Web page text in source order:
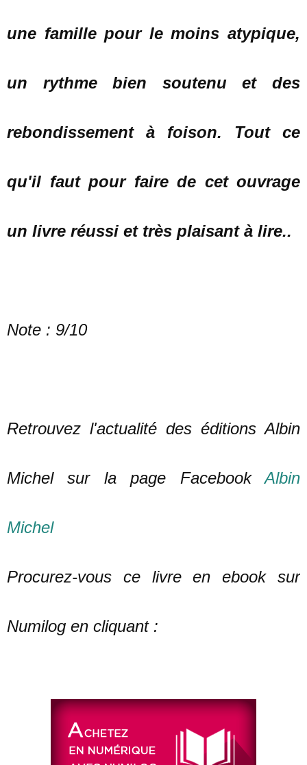
une famille pour le moins atypique,
un rythme bien soutenu et des
rebondissement à foison. Tout ce
qu'il faut pour faire de cet ouvrage
un livre réussi et très plaisant à lire..
Note : 9/10
Retrouvez l'actualité des éditions Albin
Michel sur la page FacebookAlbin
Michel
Procurez-vous ce livre en ebook sur
Numilog en cliquant :